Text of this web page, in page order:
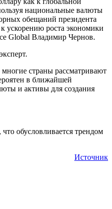
национальные валюты
обещаний президента
ускорению роста экономики
Global Владимир Чернов.
страны рассматривают
в ближайшей
и активы для создания
обусловливается трендом
Источник